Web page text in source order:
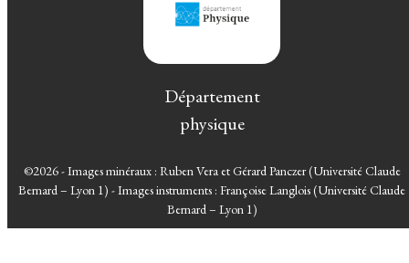
Département
physique
©2026 - Images minéraux : Ruben Vera et Gérard Panczer (Université Claude
Bernard – Lyon 1) - Images instruments : Françoise Langlois (Université Claude
Bernard – Lyon 1)